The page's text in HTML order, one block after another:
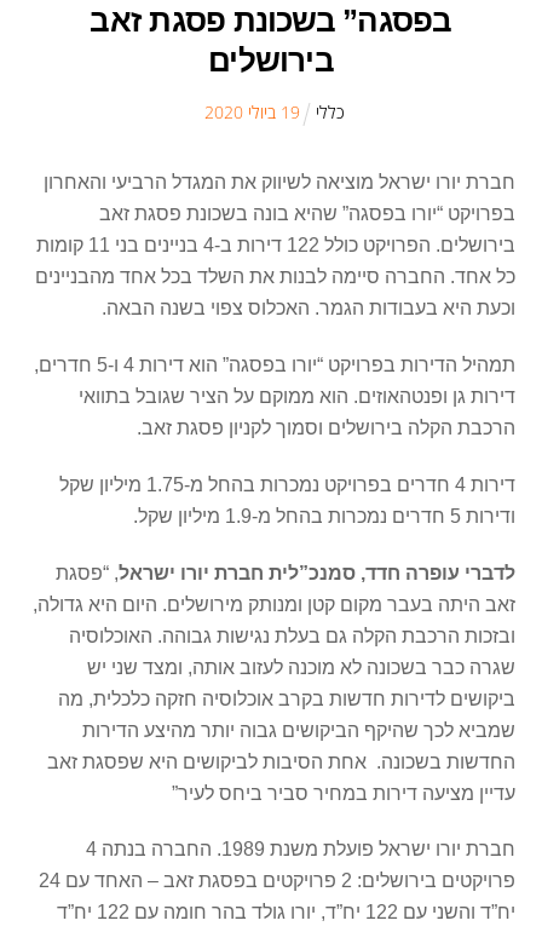
בפסגה” בשכונת פסגת זאב
בירושלים
כללי 19 ביולי 2020
חברת יורו ישראל מוציאה לשיווק את המגדל הרביעי והאחרון
בפרויקט “יורו בפסגה” שהיא בונה בשכונת פסגת זאב
בירושלים. הפרויקט כולל 122 דירות ב-4 בניינים בני 11 קומות
כל אחד. החברה סיימה לבנות את השלד בכל אחד מהבניינים
וכעת היא בעבודות הגמר. האכלוס צפוי בשנה הבאה.
תמהיל הדירות בפרויקט “יורו בפסגה” הוא דירות 4 ו-5 חדרים,
דירות גן ופנטהאוזים. הוא ממוקם על הציר שגובל בתוואי
הרכבת הקלה בירושלים וסמוך לקניון פסגת זאב.
דירות 4 חדרים בפרויקט נמכרות בהחל מ-1.75 מיליון שקל
ודירות 5 חדרים נמכרות בהחל מ-1.9 מיליון שקל.
לדברי עופרה חדד, סמנכ”לית חברת יורו ישראל, “פסגת
זאב היתה בעבר מקום קטן ומנותק מירושלים. היום היא גדולה,
ובזכות הרכבת הקלה גם בעלת נגישות גבוהה. האוכלוסיה
שגרה כבר בשכונה לא מוכנה לעזוב אותה, ומצד שני יש
ביקושים לדירות חדשות בקרב אוכלוסיה חזקה כלכלית, מה
שמביא לכך שהיקף הביקושים גבוה יותר מהיצע הדירות
החדשות בשכונה. אחת הסיבות לביקושים היא שפסגת זאב
עדיין מציעה דירות במחיר סביר ביחס לעיר”
חברת יורו ישראל פועלת משנת 1989. החברה בנתה 4
פרויקטים בירושלים: 2 פרויקטים בפסגת זאב – האחד עם 24
יח”ד והשני עם 122 יח”ד, יורו גולד בהר חומה עם 122 יח”ד